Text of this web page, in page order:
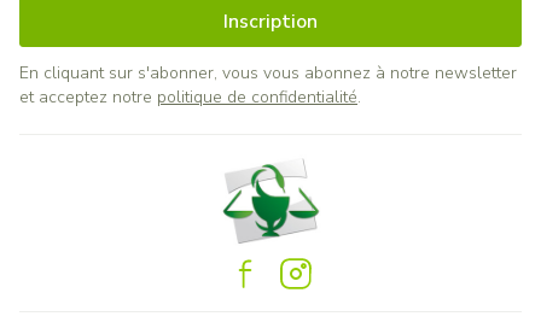
Inscription
En cliquant sur s'abonner, vous vous abonnez à notre newsletter
et acceptez notre politique de confidentialité.